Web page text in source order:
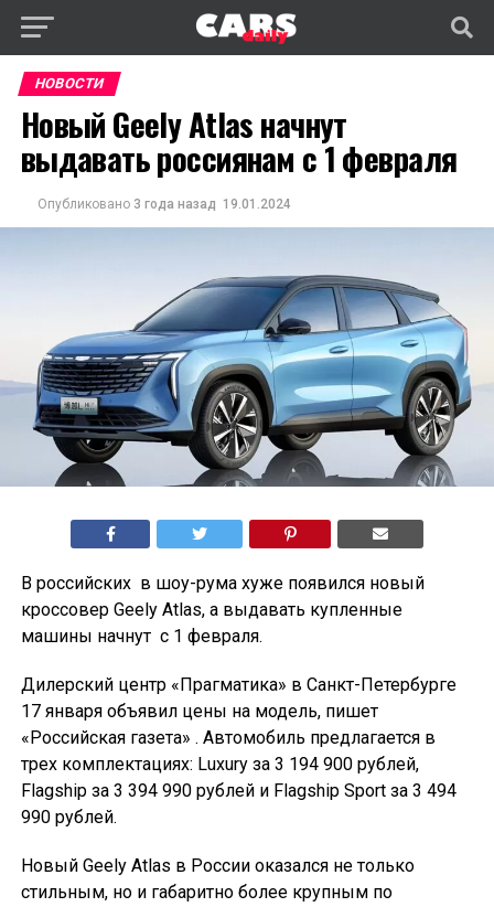
НОВОСТИ
Новый Geely Atlas начнут
выдавать россиянам c 1 февраля
Опубликовано 3 года назад 19.01.2024
В российских в шоу-рума хуже появился новый
кроссовер Geely Atlas, а выдавать купленные
машины начнут с 1 февраля.
Дилерский центр «Прагматика» в Санкт-Петербурге
17 января объявил цены на модель, пишет
«Российская газета» . Автомобиль предлагается в
трех комплектациях: Luxury за 3 194 900 рублей,
Flagship за 3 394 990 рублей и Flagship Sport за 3 494
990 рублей.
Новый Geely Atlas в России оказался не только
стильным, но и габаритно более крупным по